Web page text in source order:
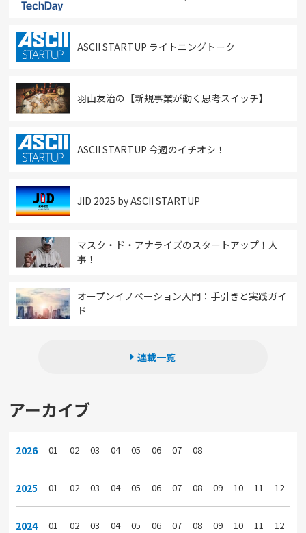
ASCII STARTUP ライトニングトーク
羽山友治の【新規事業が動く思考スイッチ】
ASCII STARTUP 今週のイチオシ！
JID 2025 by ASCII STARTUP
マスク・ド・アナライズのスタートアップ！人
事！
オープンイノベーション入門：手引きと実践ガイ
ド
連載一覧
アーカイブ
2026 01 02 03 04 05 06 07 08
2025 01 02 03 04 05 06 07 08 09 10 11 12
2024 01 02 03 04 05 06 07 08 09 10 11 12